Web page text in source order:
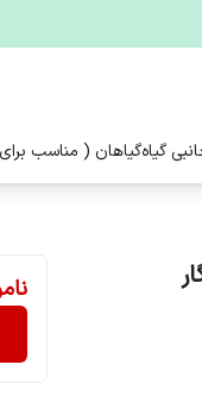
گیاهگیاهان ( مناسب